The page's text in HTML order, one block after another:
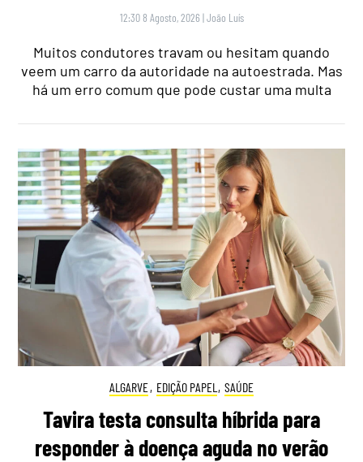
12:30 8 Agosto, 2026 |João Luís
Muitos condutores travam ou hesitam quando
veem um carro da autoridade na autoestrada. Mas
há um erro comum que pode custar uma multa
ALGARVE, EDIÇÃO PAPEL , SAÚDE
Tavira testa consulta híbrida para
responder à doença aguda no verão